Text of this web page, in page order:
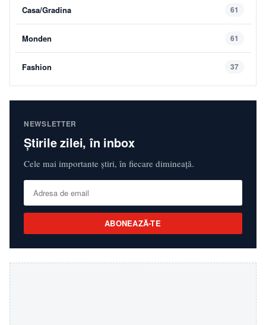
Casa/Gradina 61
Monden 61
Fashion 37
NEWSLETTER
Știrile zilei, în inbox
Cele mai importante știri, în fiecare dimineață.
ABONEAZĂ-TE